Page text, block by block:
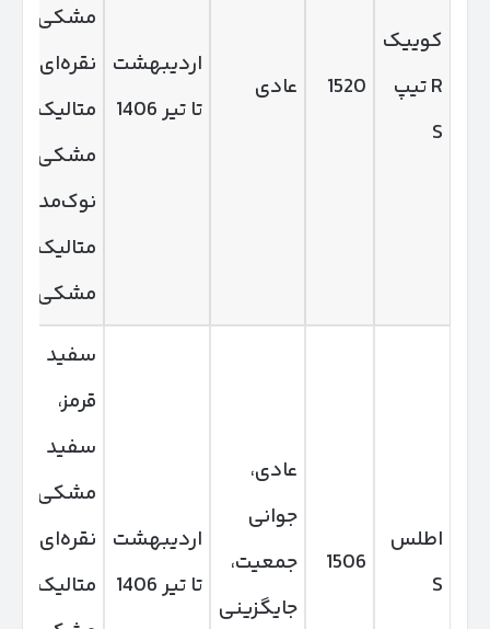
کوییک
R تیپ
S
1520 عادی
اردیبهشت
تا تیر 1406
مشکی،
نقره‌ای
متالیک
مشکی،
نوک‌مدادی
متالیک
مشکی
اطلس
S
1506
عادی،
جوانی
جمعیت،
جایگزینی
اردیبهشت
تا تیر 1406
سفید
قرمز،
سفید
مشکی،
نقره‌ای
متالیک